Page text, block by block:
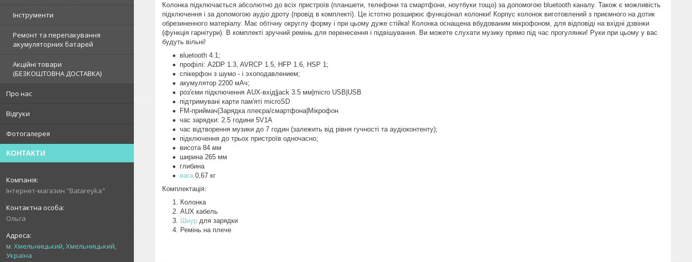
Інструменти
Ремонт та перепакування
акумуляторних батарей
Акційні товари
(БЕЗКОШТОВНА ДОСТАВКА)
Про нас
Відгуки
Фотогалерея
КОНТАКТИ
Інтернет-магазин "Batareyka"
Ольга
м. Хмельницький, Хмельницький,
Україна
Колонка підключається абсолютно до всіх пристроїв (планшети, телефони та смартфони, ноутбуки тощо) за допомогою bluetooth каналу. Також є можливість
підключення і за допомогою аудіо дроту (провід в комплекті). Це істотно розширює функціонал колонки! Корпус колонок виготовлений з приємного на дотик
обрезиненного матеріалу. Має обтічну округлу форму і при цьому дуже стійка! Колонка оснащена вбудованим мікрофоном, для відповіді на вхідні дзвінки
(функція гарнітури). В комплекті зручний ремінь для перенесення і підвішування. Ви можете слухати музику прямо під час прогулянки! Руки при цьому у вас
будуть вільні!
вluetooth 4.1;
профілі: A2DP 1.3, AVRCP 1.5, HFP 1.6, HSP 1;
спікерфон з шумо - і эхоподавлением;
акумулятор 2200 мАч;
роз'єми підключення AUX-вхід|jack 3.5 мм|micro USB|USB
підтримувані карти пам'яті microSD
FM-приймач|Зарядка плеєра/смартфона|Мікрофон
час зарядки: 2.5 години 5V1A
час відтворення музики до 7 годин (залежить від рівня гучності та аудіоконтенту);
підключення до трьох пристроїв одночасно;
висота 84 мм
ширина 265 мм
глибина
вага 0,67 кг
Комплектація:
Колонка
AUX кабель
Шнур для зарядки
Ремінь на плече